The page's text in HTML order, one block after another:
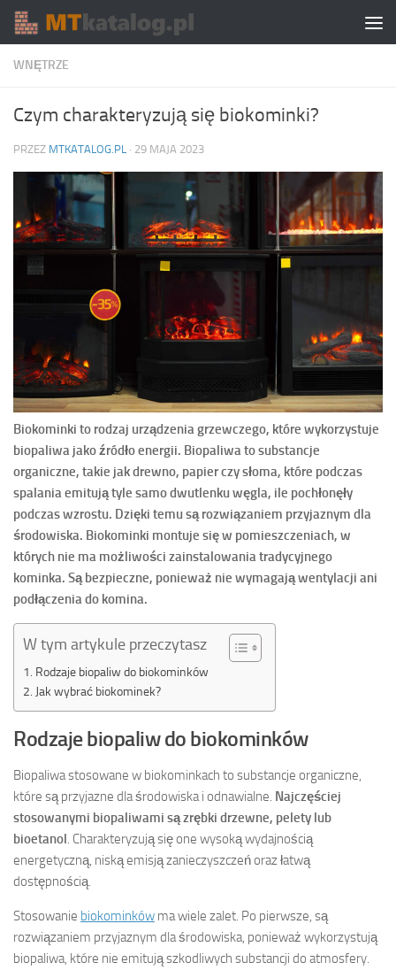
Skip to content
WNĘTRZE
Czym charakteryzują się biokominki?
PRZEZ MTKATALOG.PL · 29 MAJA 2023
Biokominki to rodzaj urządzenia grzewczego, które wykorzystuje
biopaliwa jako źródło energii. Biopaliwa to substancje
organiczne, takie jak drewno, papier czy słoma, które podczas
spalania emitują tyle samo dwutlenku węgla, ile pochłonęły
podczas wzrostu. Dzięki temu są rozwiązaniem przyjaznym dla
środowiska. Biokominki montuje się w pomieszczeniach, w
których nie ma możliwości zainstalowania tradycyjnego
kominka. Są bezpieczne, ponieważ nie wymagają wentylacji ani
podłączenia do komina.
W tym artykule przeczytasz
Rodzaje biopaliw do biokominków
Jak wybrać biokominek?
Rodzaje biopaliw do biokominków
Biopaliwa stosowane w biokominkach to substancje organiczne,
które są przyjazne dla środowiska i odnawialne. Najczęściej
stosowanymi biopaliwami są zrębki drzewne, pelety lub
bioetanol . Charakteryzują się one wysoką wydajnością
energetyczną, niską emisją zanieczyszczeń oraz łatwą
dostępnością.
Stosowanie biokominków ma wiele zalet. Po pierwsze, są
rozwiązaniem przyjaznym dla środowiska, ponieważ wykorzystują
biopaliwa, które nie emitują szkodliwych substancji do atmosfery.